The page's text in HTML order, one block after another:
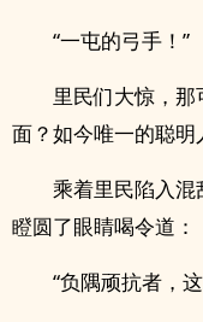
“一屯的弓手！”
里民们大惊，
面？如今唯一的聪明
乘着里民陷入混
瞪圆了眼睛喝令道：
“负隅顽抗者，